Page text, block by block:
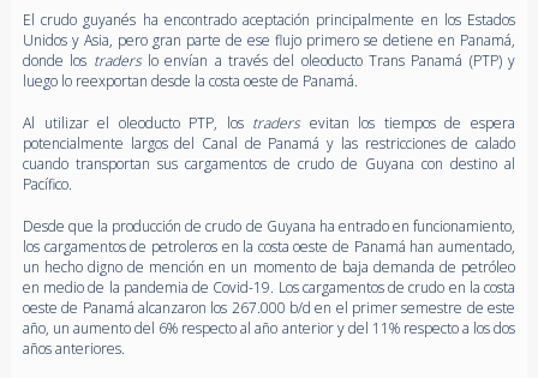
El crudo guyanés ha encontrado aceptación principalmente en los Estados
Unidos y Asia, pero gran parte de ese flujo primero se detiene en Panamá,
donde los traderslo envían a través del oleoducto Trans Panamá (PTP) y
luego lo reexportan desde la costa oeste de Panamá.
Al utilizar el oleoducto PTP, los traders evitan los tiempos de espera
potencialmente largos del Canal de Panamá y las restricciones de calado
cuando transportan sus cargamentos de crudo de Guyana con destino al
Pacífico.
Desde que la producción de crudo de Guyana ha entrado en funcionamiento,
los cargamentos de petroleros en la costa oeste de Panamá han aumentado,
un hecho digno de mención en un momento de baja demanda de petróleo
en medio de la pandemia de Covid-19. Los cargamentos de crudo en la costa
oeste de Panamá alcanzaron los 267.000 b/d en el primer semestre de este
año, un aumento del 6% respecto al año anterior y del 11% respecto a los dos
años anteriores.